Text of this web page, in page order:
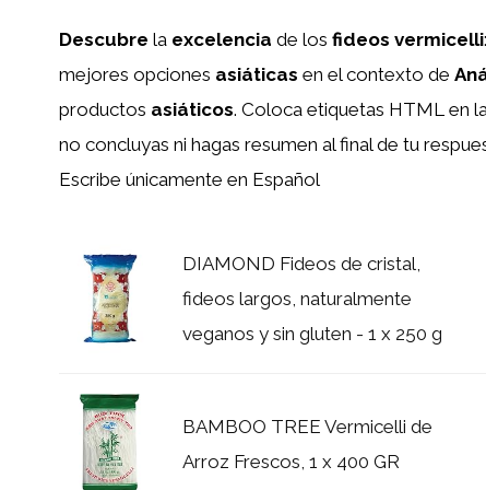
Descubre la excelencia de los fideos vermicelli:
mejores opciones asiáticas en el contexto de
productos asiáticos. Coloca etiquetas HTML en
no concluyas ni hagas resumen al final de tu
Escribe únicamente en Español
DIAMOND Fideos de cristal,
fideos largos, naturalmente
veganos y sin gluten - 1 x 250 g
BAMBOO TREE Vermicelli de
Arroz Frescos, 1 x 400 GR